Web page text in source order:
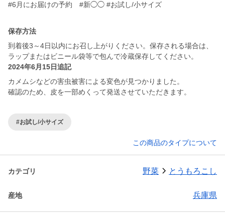
#6月にお届けの予約 #新◯◯ #お試し/小サイズ
保存方法
到着後3～4日以内にお召し上がりください。保存される場合は、
ラップまたはビニール袋等で包んで冷蔵保存してください。
2024年6月15日追記
カメムシなどの害虫被害による変色が見つかりました。
確認のため、皮を一部めくって発送させていただきます。
#お試し/小サイズ
この商品のタイプについて
カテゴリ 野菜 とうもろこし
産地 兵庫県